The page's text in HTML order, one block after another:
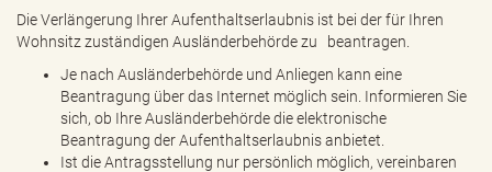
Die Verlängerung Ihrer Aufenthaltserlaubnis ist bei der für Ihren
Wohnsitz zuständigen Ausländerbehörde zu beantragen.
Je nach Ausländerbehörde und Anliegen kann eine
Beantragung über das Internet möglich sein. Informieren Sie
sich, ob Ihre Ausländerbehörde die elektronische
Beantragung der Aufenthaltserlaubnis anbietet.
Ist die Antragsstellung nur persönlich möglich, vereinbaren